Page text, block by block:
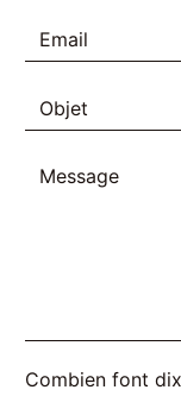
Combien font